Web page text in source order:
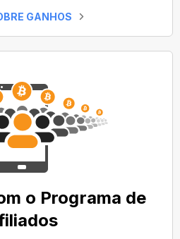
GANHOS
o Programa de